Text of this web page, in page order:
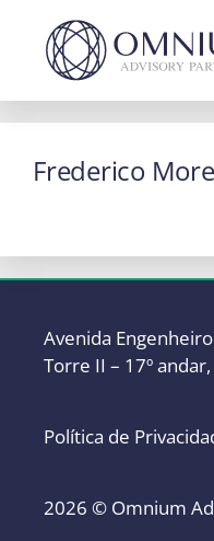
conteúdo
Frederico
Avenida
Torre II – 17º
Política de
2026 © Omnium